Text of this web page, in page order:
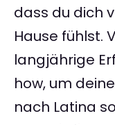
dass du dich
Hause fühlst.
langjährige
how, um
nach Latina